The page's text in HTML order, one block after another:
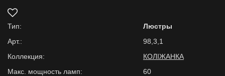
Тип:
Люстры
Арт.:
98,3,1
Коллекция:
КОЛІЖАНКА
Макс. мощность ламп:
60